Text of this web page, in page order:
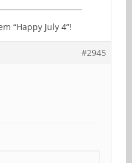
“Happy July 4”!
#2945